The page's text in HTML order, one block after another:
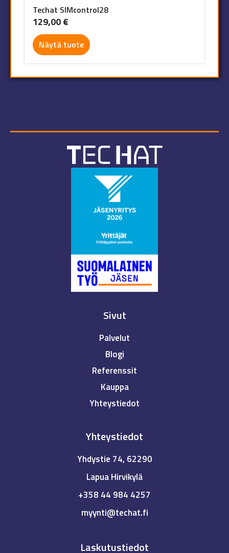
Techat SIMcontrol28
129,00€
Näytä tuote
Sivut
Palvelut
Blogi
Referenssit
Kauppa
Yhteystiedot
Yhteystiedot
Yhdystie 74, 62290
Lapua Hirvikylä
+358 44 984 4257
myynti@techat.fi
Laskutustiedot